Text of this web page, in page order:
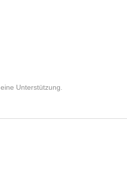
eine Unterstützung.